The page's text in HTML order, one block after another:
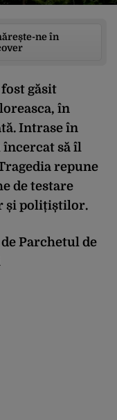
ne în
găsit
în
Intrase în
încercat să îl
repune
de testare
și polițiștilor.
Parchetul de